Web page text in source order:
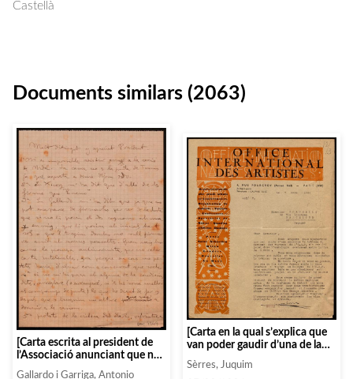
Castellà
Documents similars (2063)
[Carta escrita al president de
l’Associació anunciant que no
Gallardo i Garriga, Antonio
[Carta en la qual s’explica que
van poder gaudir d’una de la
direcció d’Enric Arbós als
Champs-Elysées]
Sèrres, Juquim